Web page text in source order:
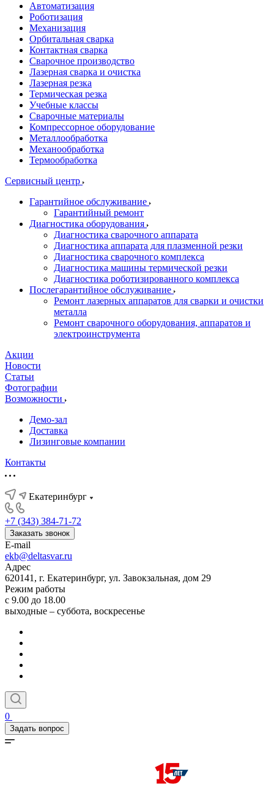
Автоматизация
Роботизация
Механизация
Орбитальная сварка
Контактная сварка
Сварочное производство
Лазерная сварка и очистка
Лазерная резка
Термическая резка
Учебные классы
Сварочные материалы
Компрессорное оборудование
Металлообработка
Механообработка
Термообработка
Сервисный центр
Гарантийное обслуживание
Гарантийный ремонт
Диагностика оборудования
Диагностика сварочного аппарата
Диагностика аппарата для плазменной резки
Диагностика сварочного комплекса
Диагностика машины термической резки
Диагностика роботизированного комплекса
Послегарантийное обслуживание
Ремонт лазерных аппаратов для сварки и очистки
металла
Ремонт сварочного оборудования, аппаратов и
электроинструмента
Акции
Новости
Статьи
Фотографии
Возможности
Демо-зал
Доставка
Лизинговые компании
Контакты
Екатеринбург
+7 (343) 384-71-72
Заказать звонок
E-mail
ekb@deltasvar.ru
Адрес
620141, г. Екатеринбург, ул. Завокзальная, дом 29
Режим работы
с 9.00 до 18.00
выходные – суббота, воскресенье
0
Задать вопрос